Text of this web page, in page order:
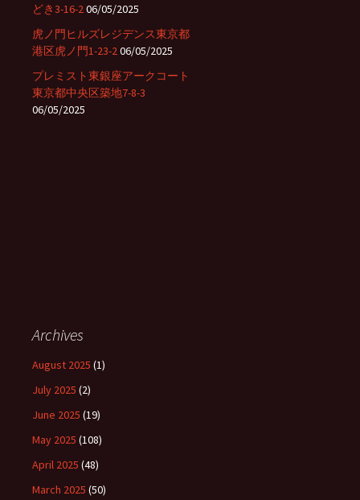
どき3-16-206/05/2025
虎ノ門ヒルズレジデンス東京都
港区虎ノ門1-23-206/05/2025
プレミスト東銀座アークコート
東京都中央区築地7-8-3
06/05/2025
Archives
August 2025 (1)
July 2025 (2)
June 2025 (19)
May 2025 (108)
April 2025 (48)
March 2025 (50)